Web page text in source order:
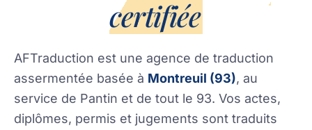
certifiée
AFTraduction est une agence de traduction
assermentée basée à Montreuil (93), au
service de Pantin et de tout le 93. Vos actes,
diplômes, permis et jugements sont traduits